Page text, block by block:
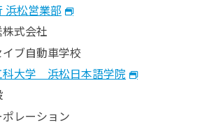
浜松営業部
式会社
ブ自動車学校
科大学 浜松日本語学院
レーション